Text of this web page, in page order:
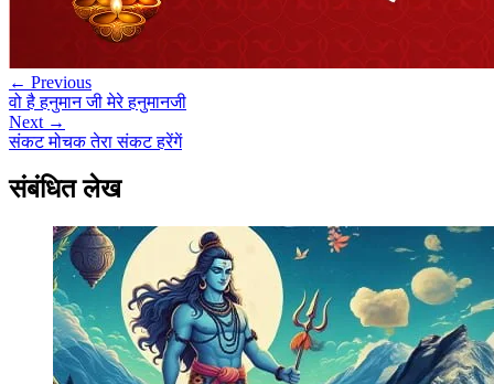
← Previous
वो है हनुमान जी मेरे हनुमानजी
Next →
संकट मोचक तेरा संकट हरेंगें
संबंधित लेख